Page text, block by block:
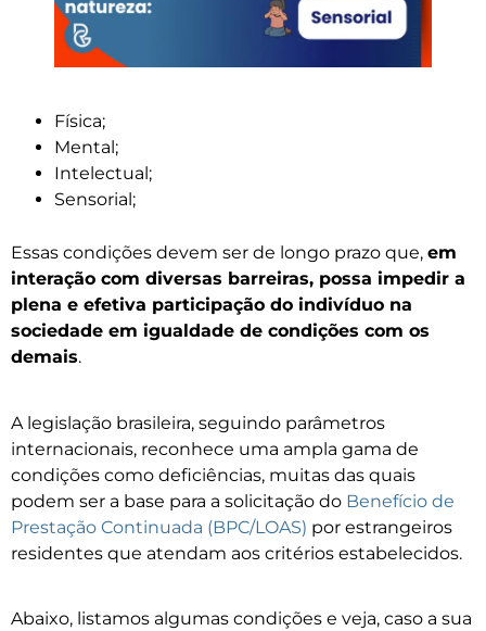
Física;
Mental;
Intelectual;
Sensorial;
Essas condições devem ser de longo prazo que, em
interação com diversas barreiras, possa impedir a
plena e efetiva participação do indivíduo na
sociedade em igualdade de condições com os
demais.
A legislação brasileira, seguindo parâmetros
internacionais, reconhece uma ampla gama de
condições como deficiências, muitas das quais
podem ser a base para a solicitação do Benefício de
Prestação Continuada (BPC/LOAS) por estrangeiros
residentes que atendam aos critérios estabelecidos.
Abaixo, listamos algumas condições e veja, caso a sua